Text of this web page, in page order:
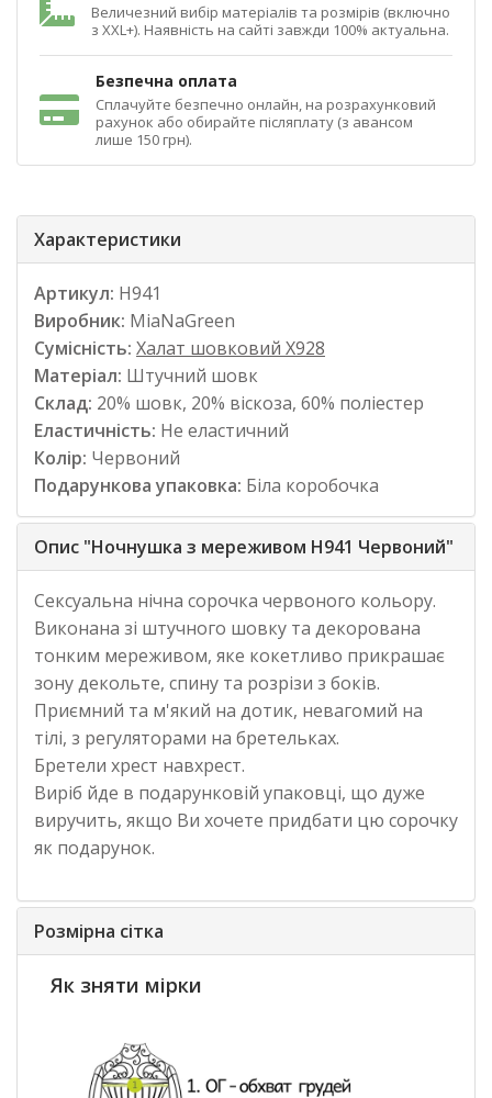
Величезний вибір матеріалів та розмірів (включно
з XXL+). Наявність на сайті завжди 100% актуальна.
Безпечна оплата
Сплачуйте безпечно онлайн, на розрахунковий
рахунок або обирайте післяплату (з авансом
лише 150 грн).
Характеристики
Артикул: Н941
Виробник: MiaNaGreen
Сумісність: Халат шовковий Х928
Матеріал: Штучний шовк
Склад: 20% шовк, 20% віскоза, 60% поліестер
Еластичність: Не еластичний
Колір: Червоний
Подарункова упаковка: Біла коробочка
Опис "Ночнушка з мереживом Н941 Червоний"
Сексуальна нічна сорочка червоного кольору.
Виконана зі штучного шовку та декорована
тонким мереживом, яке кокетливо прикрашає
зону декольте, спину та розрізи з боків.
Приємний та м'який на дотик, невагомий на
тілі, з регуляторами на бретельках.
Бретели хрест навхрест.
Виріб йде в подарунковій упаковці, що дуже
виручить, якщо Ви хочете придбати цю сорочку
як подарунок.
Розмірна сітка
Як зняти мірки